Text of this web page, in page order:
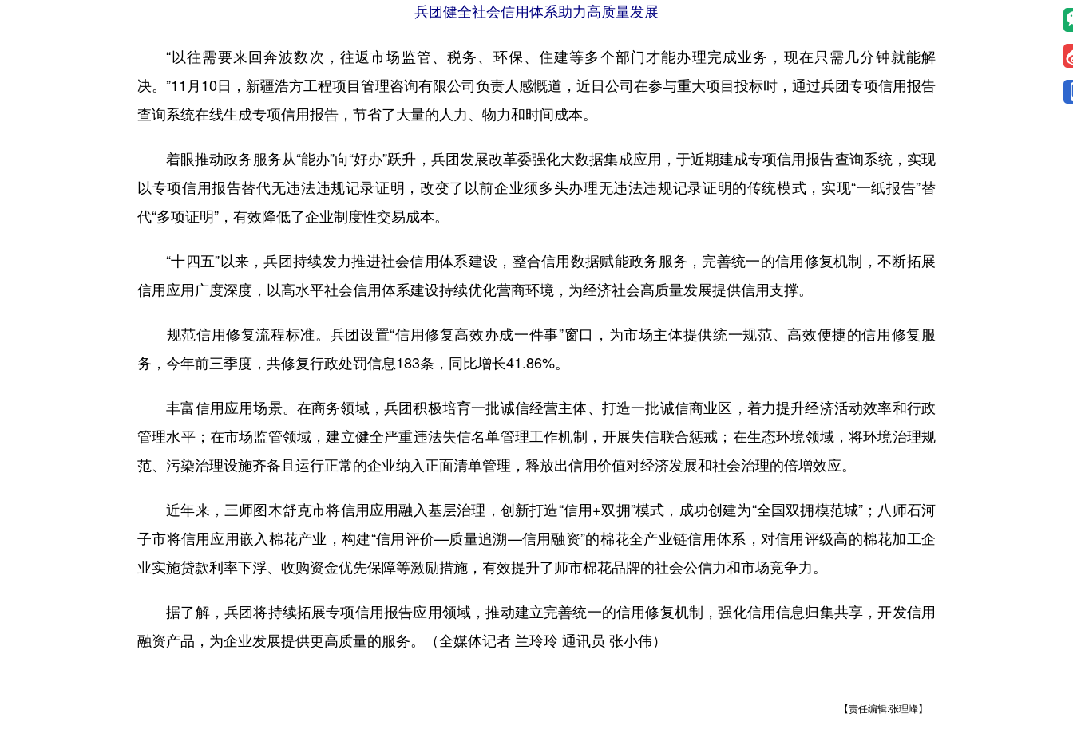
兵团健全社会信用体系助力高质量发展
“以往需要来回奔波数次，往返市场监管、税务、环保、住建等多个部门才能办理完成业务，现在只需几分钟就能解
决。”11月10日，新疆浩方工程项目管理咨询有限公司负责人感慨道，近日公司在参与重大项目投标时，通过兵团专项信用报告
查询系统在线生成专项信用报告，节省了大量的人力、物力和时间成本。
着眼推动政务服务从“能办”向“好办”跃升，兵团发展改革委强化大数据集成应用，于近期建成专项信用报告查询系统，实现
以专项信用报告替代无违法违规记录证明，改变了以前企业须多头办理无违法违规记录证明的传统模式，实现“一纸报告”替
代“多项证明”，有效降低了企业制度性交易成本。
“十四五”以来，兵团持续发力推进社会信用体系建设，整合信用数据赋能政务服务，完善统一的信用修复机制，不断拓展
信用应用广度深度，以高水平社会信用体系建设持续优化营商环境，为经济社会高质量发展提供信用支撑。
规范信用修复流程标准。兵团设置“信用修复高效办成一件事”窗口，为市场主体提供统一规范、高效便捷的信用修复服
务，今年前三季度，共修复行政处罚信息183条，同比增长41.86%。
丰富信用应用场景。在商务领域，兵团积极培育一批诚信经营主体、打造一批诚信商业区，着力提升经济活动效率和行政
管理水平；在市场监管领域，建立健全严重违法失信名单管理工作机制，开展失信联合惩戒；在生态环境领域，将环境治理规
范、污染治理设施齐备且运行正常的企业纳入正面清单管理，释放出信用价值对经济发展和社会治理的倍增效应。
近年来，三师图木舒克市将信用应用融入基层治理，创新打造“信用+双拥”模式，成功创建为“全国双拥模范城”；八师石河
子市将信用应用嵌入棉花产业，构建“信用评价—质量追溯—信用融资”的棉花全产业链信用体系，对信用评级高的棉花加工企
业实施贷款利率下浮、收购资金优先保障等激励措施，有效提升了师市棉花品牌的社会公信力和市场竞争力。
据了解，兵团将持续拓展专项信用报告应用领域，推动建立完善统一的信用修复机制，强化信用信息归集共享，开发信用
融资产品，为企业发展提供更高质量的服务。（全媒体记者 兰玲玲 通讯员 张小伟）
【责任编辑:张理峰】